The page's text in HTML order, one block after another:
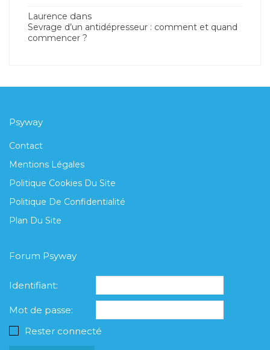
Laurence dans
Sevrage d’un antidépresseur : comment et quand
commencer ?
Psyway
Contact
Mentions Légales
Politique Cookies Du Site
Politique De Confidentialité
Plan Du Site
Forum Psyway
Identifiant:
Mot de passe:
Rester connecté